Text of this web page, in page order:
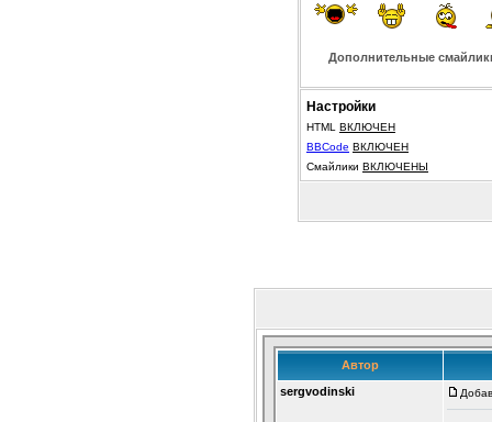
Дополнительные
Настройки
HTML ВКЛЮЧЕН
BBCode ВКЛЮЧЕН
Смайлики ВКЛЮЧЕНЫ